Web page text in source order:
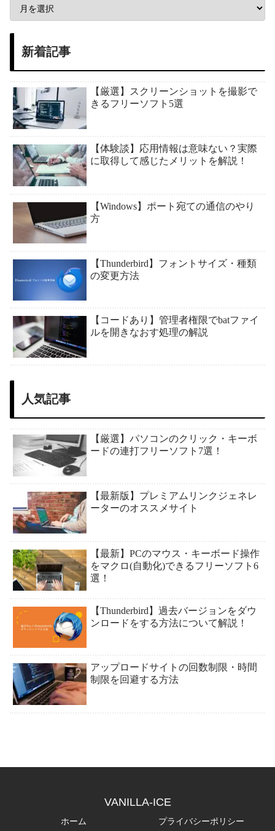
新着記事
【厳選】スクリーンショットを撮影で
きるフリーソフト5選
【体験談】応用情報は意味ない？実際
に取得して感じたメリットを解説！
【Windows】ポート宛ての通信のやり
方
【Thunderbird】フォントサイズ・種類
の変更方法
【コードあり】管理者権限でbatファイ
ルを開きなおす処理の解説
人気記事
【厳選】パソコンのクリック・キーボ
ードの連打フリーソフト7選！
【最新版】プレミアムリンクジェネレ
ーターのオススメサイト
【最新】PCのマウス・キーボード操作
をマクロ(自動化)できるフリーソフト6
選！
【Thunderbird】過去バージョンをダウ
ンロードをする方法について解説！
アップロードサイトの回数制限・時間
制限を回避する方法
VANILLA-ICE
ホーム プライバシーポリシー